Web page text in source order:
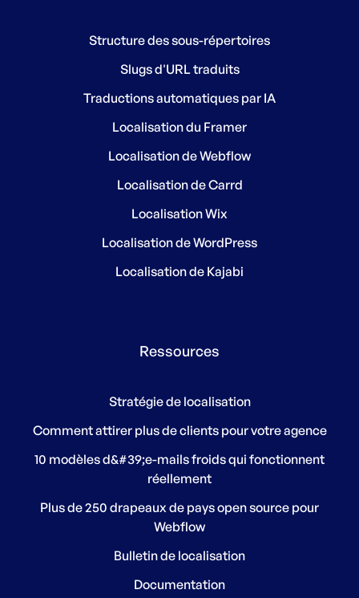
Structure des sous-répertoires
Slugs d'URL traduits
Traductions automatiques par IA
Localisation du Framer
Localisation de Webflow
Localisation de Carrd
Localisation Wix
Localisation de WordPress
Localisation de Kajabi
Ressources
Stratégie de localisation
Comment attirer plus de clients pour votre agence
10 modèles d&#39;e-mails froids qui fonctionnent
réellement
Plus de 250 drapeaux de pays open source pour
Webflow
Bulletin de localisation
Documentation